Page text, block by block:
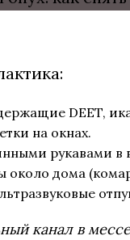
DEET,
на окнах.
рукавами в
около дома
канал в